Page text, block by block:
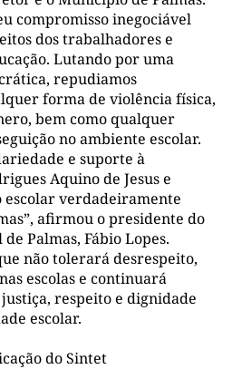
compromisso inegociável
dos trabalhadores e
Lutando por uma
repudiamos
forma de violência física,
bem como qualquer
no ambiente escolar.
e suporte à
Aquino de Jesus e
escolar verdadeiramente
afirmou o presidente do
Palmas, Fábio Lopes.
não tolerará desrespeito,
escolas e continuará
respeito e dignidade
escolar.
do Sintet